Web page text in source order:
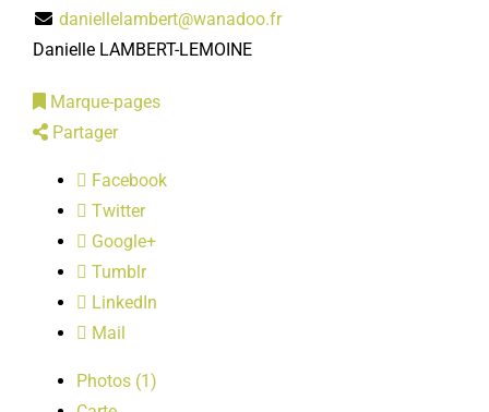
PRATIQUE
LOISIRS
PUBLICATIONS
daniellelambert@wanadoo.fr
Danielle LAMBERT-LEMOINE
Marque-pages
Partager
Facebook
Twitter
Google+
Tumblr
LinkedIn
Mail
Photos (1)